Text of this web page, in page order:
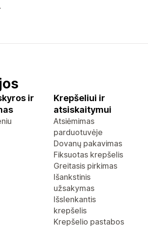
ir
Krepšeliui ir
atsiskaitymui
Atsiėmimas
parduotuvėje
Dovanų pakavimas
Fiksuotas krepšelis
Greitasis pirkimas
Išankstinis
užsakymas
Išslenkantis
krepšelis
Krepšelio pastabos